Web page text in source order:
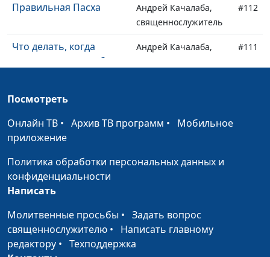
Правильная Пасха
Андрей Качалаба,
священнослужитель
#112
Что делать, когда
жизнь опротивела?
Андрей Качалаба,
#111
Победа с Богом
Андрей Качалаба,
Чистое или нечистое
Андрей Качалаба,
христианина
священнослужитель
Женщина создана
Посмотреть
Онлайн ТВ • Архив ТВ программ • Мобильное
приложение
Политика обработки персональных данных и
конфиденциальности
Написать
Молитвенные просьбы • Задать вопрос
священнослужителю • Написать главному
редактору • Техподдержка